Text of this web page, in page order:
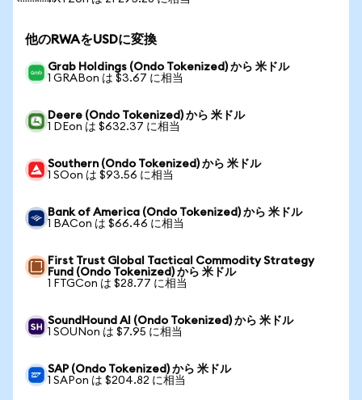
他のRWAをUSDに変換
Grab Holdings (Ondo Tokenized) から 米ドル
1 GRABon は $3.67 に相当
Deere (Ondo Tokenized) から 米ドル
1 DEon は $632.37 に相当
Southern (Ondo Tokenized) から 米ドル
1 SOon は $93.56 に相当
Bank of America (Ondo Tokenized) から 米ドル
1 BACon は $66.46 に相当
First Trust Global Tactical Commodity Strategy
Fund (Ondo Tokenized) から 米ドル
1 FTGCon は $28.77 に相当
SoundHound AI (Ondo Tokenized) から 米ドル
1 SOUNon は $7.95 に相当
SAP (Ondo Tokenized) から 米ドル
1 SAPon は $204.82 に相当